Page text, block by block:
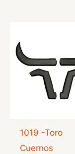
1019 -Toro
Cuernos